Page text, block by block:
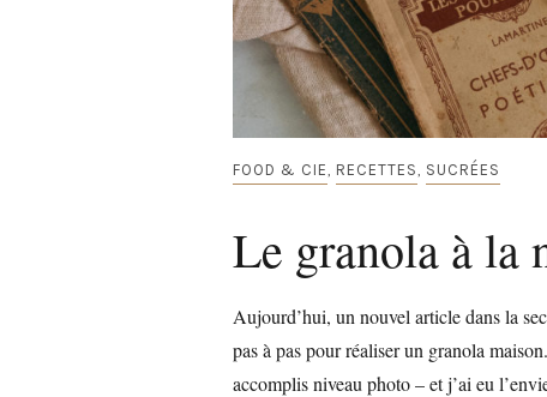
FOOD & CIE, RECETTES, SUCRÉES
Le granola à la
Aujourd’hui, un nouvel article dans la
pas à pas pour réaliser un granola
accomplis niveau photo – et j’ai eu